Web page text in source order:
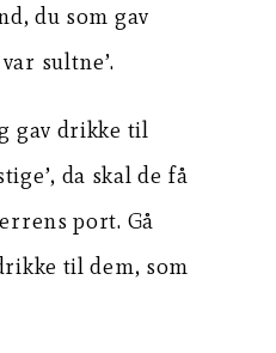
du som gav
sultne’.
gav drikke til
da skal de få
port. Gå
til dem, som